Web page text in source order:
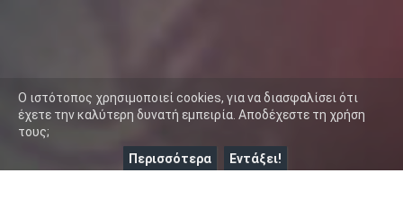
O ιστότοπος χρησιμοποιεί cookies, για να διασφαλίσει ότι
έχετε την καλύτερη δυνατή εμπειρία. Αποδέχεστε τη χρήση
τους;
Περισσότερα
Εντάξει!